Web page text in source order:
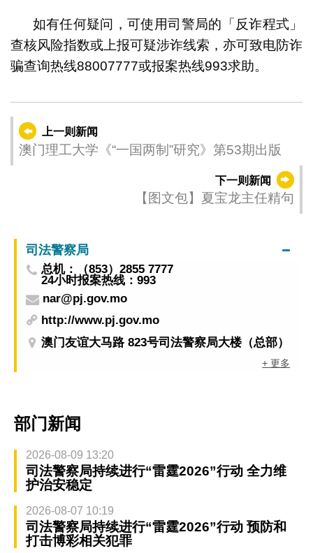
如有任何疑问，可使用司警局的「反诈程式」
查核风险指数或上报可疑涉诈线索，亦可致电防诈
骗查询热线88007777或报案热线993求助。
上一则新闻
澳门理工大学《“一国两制”研究》第53期出版
下一则新闻
【图文包】夏宝龙主任精句
司法警察局
总机：（853）2855 7777
24小时报案热线：993
nar@pj.gov.mo
http://www.pj.gov.mo
澳门友谊大马路 823号司法警察局大楼（总部）
+ 更多
部门新闻
2026-08-09 13:20
司法警察局持续进行“雷霆2026”行动 全力维
护治安稳定
2026-08-07 10:19
司法警察局持续进行“雷霆2026”行动 预防和
打击博彩相关犯罪